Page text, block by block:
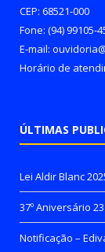
CEP: 68521-000
Fone: (94) 99105-
E-mail:
Horário de
ÚLTIMAS
Lei Aldir Blanc
37º Aniversário
Notificação –